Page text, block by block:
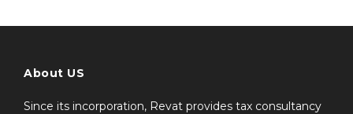
About US
Since its incorporation, Revat provides tax consultancy